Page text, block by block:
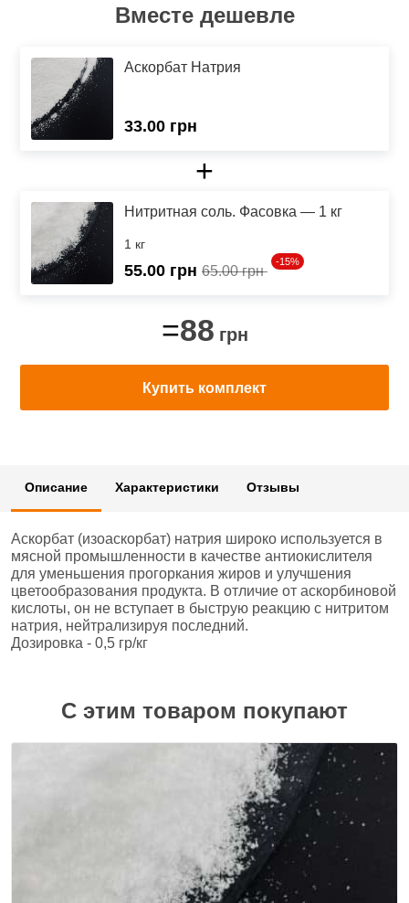
Вместе дешевле
Аскорбат Натрия
33.00 грн
+
Нитритная соль. Фасовка — 1 кг
1 кг
55.00 грн 65.00 грн
-15%
=88 грн
Купить комплект
Описание Характеристики Отзывы
Аскорбат (изоаскорбат) натрия широко используется в
мясной промышленности в качестве антиокислителя
для уменьшения прогоркания жиров и улучшения
цветообразования продукта. В отличие от аскорбиновой
кислоты, он не вступает в быструю реакцию с нитритом
натрия, нейтрализируя последний.
Дозировка - 0,5 гр/кг
С этим товаром покупают